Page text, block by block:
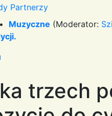
Partnerzy
Muzyczne (Moderator:
trzech